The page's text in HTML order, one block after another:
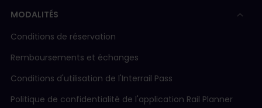
MODALITÉS
Conditions de réservation
Remboursements et échanges
Conditions d'utilisation de l'Interrail Pass
Politique de confidentialité de l'application Rail Planner